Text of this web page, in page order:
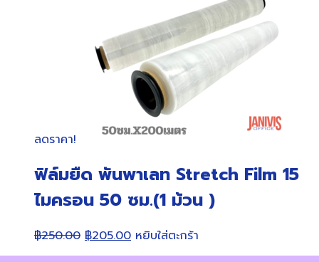
ลดราคา!
ฟิล์มยืด พันพาเลท Stretch Film 15
ไมครอน 50 ซม.(1 ม้วน )
฿250.00 Original
price
฿205.00Current
price
หยิบใส่ตะกร้า